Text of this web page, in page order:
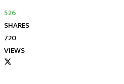
526
SHARES
720
VIEWS